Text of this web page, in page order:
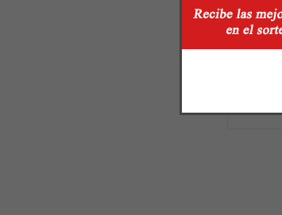
Manillar
Manillar
Ancho